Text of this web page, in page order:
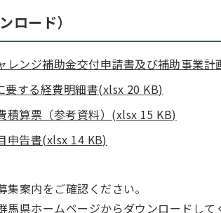
ロード）
レンジ補助金交付申請書及び補助事業
要する経費明細書(xlsx 20 KB)
積算票（参考資料）(xlsx 15 KB)
申告書(xlsx 14 KB)
案内をご確認ください。
県ホームページからダウンロードして